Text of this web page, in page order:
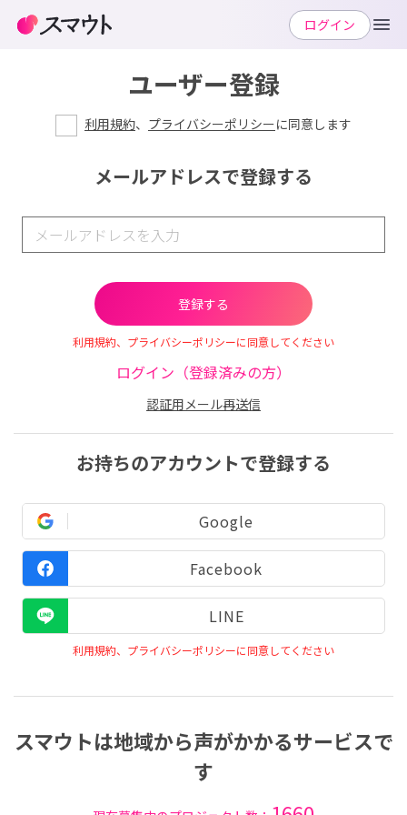
ユーザー登録
利用規約、 プライバシーポリシーに同意します
メールアドレスで登録する
利用規約、プライバシーポリシーに同意してください
ログイン（登録済みの方）
認証用メール再送信
お持ちのアカウントで登録する
Google
Facebook
LINE
利用規約、プライバシーポリシーに同意してください
スマウトは地域から声がかかるサービスで
す
ログイン